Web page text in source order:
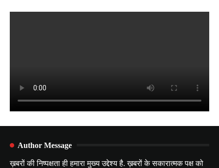
Author Message
ख़बरों की निष्पक्षता ही हमारा मुख्य उद्देश्य है. ख़बरों के सकारात्मक पक्ष को